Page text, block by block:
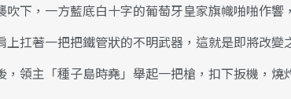
吹下，一方藍底白十字的葡萄牙皇家旗幟啪啪作
上扛著一把把鐵管狀的不明武器，這就是即將改
，領主「種子島時堯」舉起一把槍，扣下扳機，燒